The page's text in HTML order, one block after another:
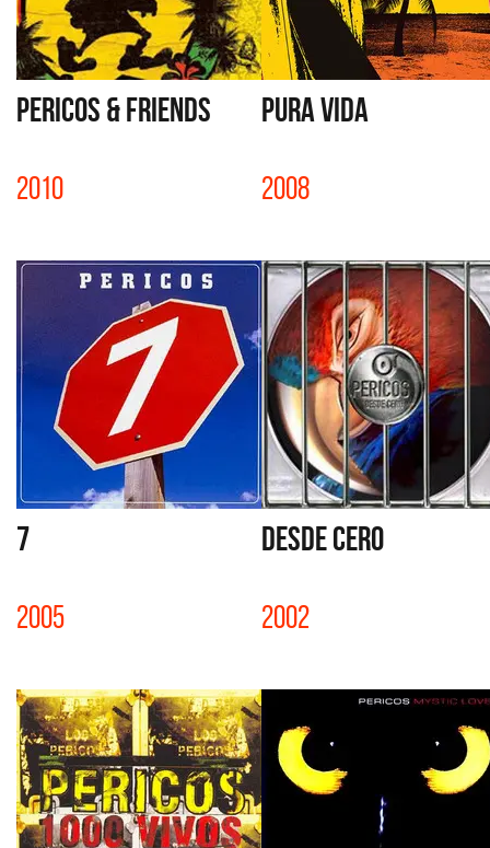
PERICOS & FRIENDS
2010
PURA VIDA
2008
7
2005
DESDE CERO
2002